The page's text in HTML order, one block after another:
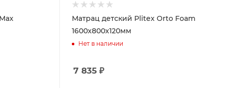
Матрац детский Plitex Orto Foam
1600х800х120мм
Нет в наличии
7 835 ₽